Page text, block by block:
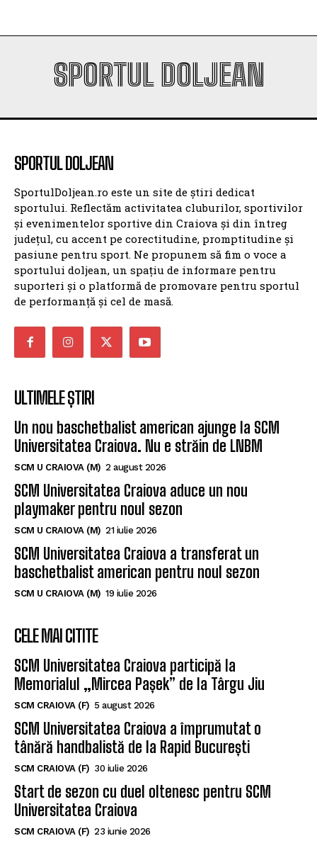
SPORTUL DOLJEAN
SPORTUL DOLJEAN
SportulDoljean.ro este un site de știri dedicat
sportului. Reflectăm activitatea cluburilor, sportivilor
și evenimentelor sportive din Craiova și din întreg
județul, cu accent pe corectitudine, promptitudine și
pasiune pentru sport. Ne propunem să fim o voce a
sportului doljean, un spațiu de informare pentru
suporteri și o platformă de promovare pentru sportul
de performanță și cel de masă.
ULTIMELE ȘTIRI
Un nou baschetbalist american ajunge la SCM
Universitatea Craiova. Nu e străin de LNBM
SCM U CRAIOVA (M) 2 august 2026
SCM Universitatea Craiova aduce un nou
playmaker pentru noul sezon
SCM U CRAIOVA (M) 21 iulie 2026
SCM Universitatea Craiova a transferat un
baschetbalist american pentru noul sezon
SCM U CRAIOVA (M) 19 iulie 2026
CELE MAI CITITE
SCM Universitatea Craiova participă la
Memorialul „Mircea Pașek” de la Târgu Jiu
SCM CRAIOVA (F) 5 august 2026
SCM Universitatea Craiova a împrumutat o
tânără handbalistă de la Rapid București
SCM CRAIOVA (F) 30 iulie 2026
Start de sezon cu duel oltenesc pentru SCM
Universitatea Craiova
SCM CRAIOVA (F) 23 iunie 2026